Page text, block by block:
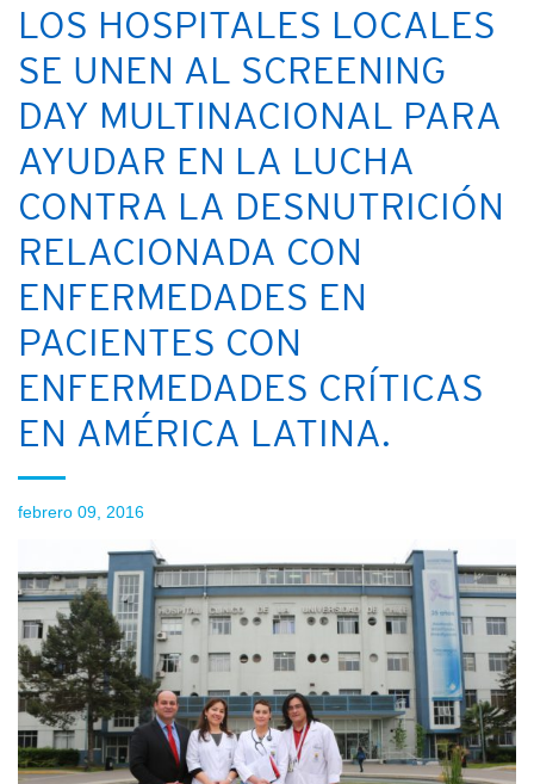
LOS HOSPITALES LOCALES
SE UNEN AL SCREENING
DAY MULTINACIONAL PARA
AYUDAR EN LA LUCHA
CONTRA LA DESNUTRICIÓN
RELACIONADA CON
ENFERMEDADES EN
PACIENTES CON
ENFERMEDADES CRÍTICAS
EN AMÉRICA LATINA.
febrero 09, 2016